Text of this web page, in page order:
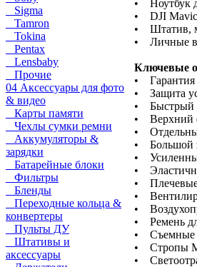
Sigma
Tamron
Tokina
Pentax
Lensbaby
Прочие
04 Аксессуары для фото
& видео
Карты памяти
Чехлы сумки ремни
Аккумуляторы &
зарядки
Батарейные блоки
Фильтры
Бленды
Переходные кольца &
конвертеры
Пульты ДУ
Штативы и
аксессуары
• Ноутбук
• DJI Mavic
• Штатив,
• Личные
Ключевые
• Гарантия
• Защита
• Быстрый
• Верхний
•
• Большой
•
•
• Плечевые
•
•
• Ремень
• Съемные
• Стропы
•